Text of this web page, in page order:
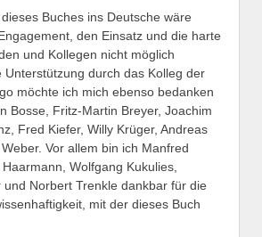
Buches ins Deutsche wäre
den Einsatz und die harte
und Kollegen nicht möglich
Unterstützung durch das Kolleg der
möchte ich mich ebenso bedanken
Bosse, Fritz-Martin Breyer, Joachim
Fred Kiefer, Willy Krüger, Andreas
Vor allem bin ich Manfred
Wolfgang Kukulies,
und Norbert Trenkle dankbar für die
mit der dieses Buch